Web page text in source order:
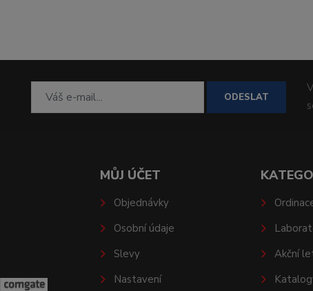
ODESLAT
MŮJ ÚČET
Objednávky
Osobní údaje
Slevy
Nastavení
Akční